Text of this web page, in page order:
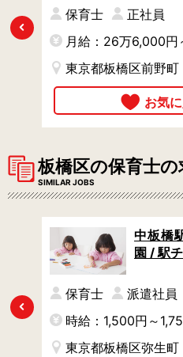
Previous
宅制度あ
保育士
正社員
月給：26万6,000円
東京都板橋区前野町
板橋区の保育士の
SIMILAR JOBS
Previous
中板橋
園 / 駅
ッフ様
保育士
派遣社員
時給：1,500円～
東京都板橋区弥生町